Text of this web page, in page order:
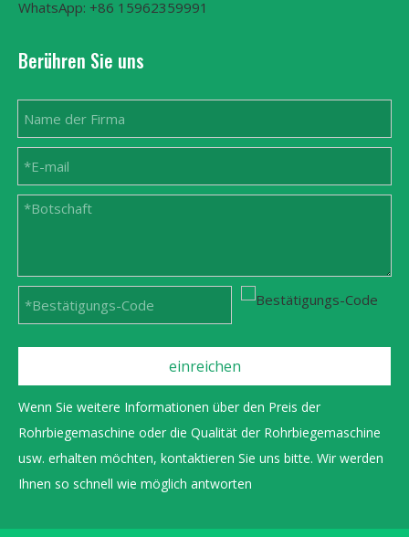
WhatsApp: +86 15962359991
Berühren Sie uns
einreichen
Wenn Sie weitere Informationen über den Preis der
Rohrbiegemaschine oder die Qualität der Rohrbiegemaschine
usw. erhalten möchten, kontaktieren Sie uns bitte. Wir werden
Ihnen so schnell wie möglich antworten